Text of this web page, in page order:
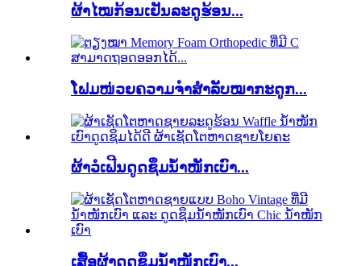
ຜ້າໄໝກ້ອນເຢັນລະດູຮ້ອນ...
ໂຟມໜ່ວຍຄວາມຈຳສຳລັບໝາກະດູກ...
ຜ້າວໍເຟີນດູດຊຶມນ້ຳໜັກເບົາ...
ເສື້ອຜ້າດູດຊຶມນ້ຳໜັກເບົາ...